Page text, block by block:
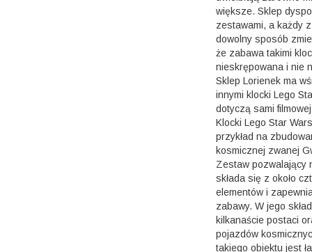
większe. Sklep
zestawami, a każdy
dowolny sposób
że zabawa takimi
nieskrępowana i nie
Sklep Lorienek ma
innymi klocki Lego
dotyczą sami
Klocki Lego Star
przykład na
kosmicznej zwanej
Zestaw pozwalający
składa się z około
elementów i
zabawy. W jego
kilkanaście postaci
pojazdów
takiego obiektu jest